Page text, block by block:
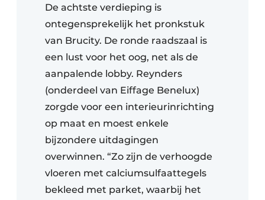
De achtste verdieping is
ontegensprekelijk het pronkstuk
van Brucity. De ronde raadszaal is
een lust voor het oog, net als de
aanpalende lobby. Reynders
(onderdeel van Eiffage Benelux)
zorgde voor een interieurinrichting
op maat en moest enkele
bijzondere uitdagingen
overwinnen. “Zo zijn de verhoogde
vloeren met calciumsulfaattegels
bekleed met parket, waarbij het